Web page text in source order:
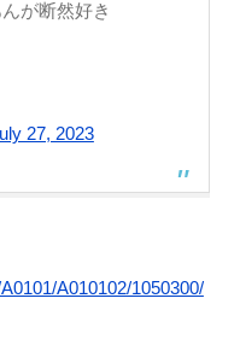
が断然好き
27, 2023
A010102/1050300/